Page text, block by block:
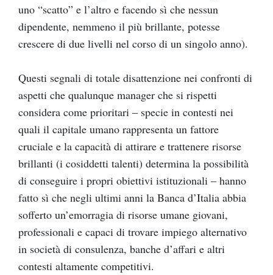
uno “scatto” e l’altro e facendo sì che nessun
dipendente, nemmeno il più brillante, potesse
crescere di due livelli nel corso di un singolo anno).
Questi segnali di totale disattenzione nei confronti di
aspetti che qualunque manager che si rispetti
considera come prioritari – specie in contesti nei
quali il capitale umano rappresenta un fattore
cruciale e la capacità di attirare e trattenere risorse
brillanti (i cosiddetti talenti) determina la possibilità
di conseguire i propri obiettivi istituzionali – hanno
fatto sì che negli ultimi anni la Banca d’Italia abbia
sofferto un’emorragia di risorse umane giovani,
professionali e capaci di trovare impiego alternativo
in società di consulenza, banche d’affari e altri
contesti altamente competitivi.